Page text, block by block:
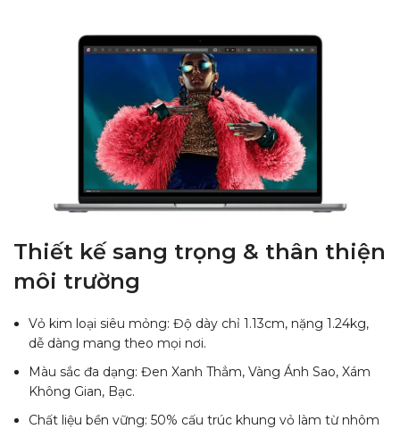
Thiết kế sang trọng & thân thiện
môi trường
Vỏ kim loại siêu mỏng: Độ dày chỉ 1.13cm, nặng 1.24kg,
dễ dàng mang theo mọi nơi.
Màu sắc đa dạng: Đen Xanh Thẳm, Vàng Ánh Sao, Xám
Không Gian, Bạc.
Chất liệu bền vững: 50% cấu trúc khung vỏ làm từ nhôm